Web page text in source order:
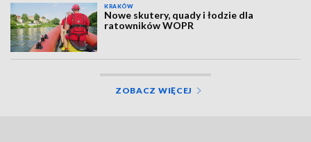
KRAKÓW
Nowe skutery, quady i łodzie dla
ratowników WOPR
ZOBACZ WIĘCEJ